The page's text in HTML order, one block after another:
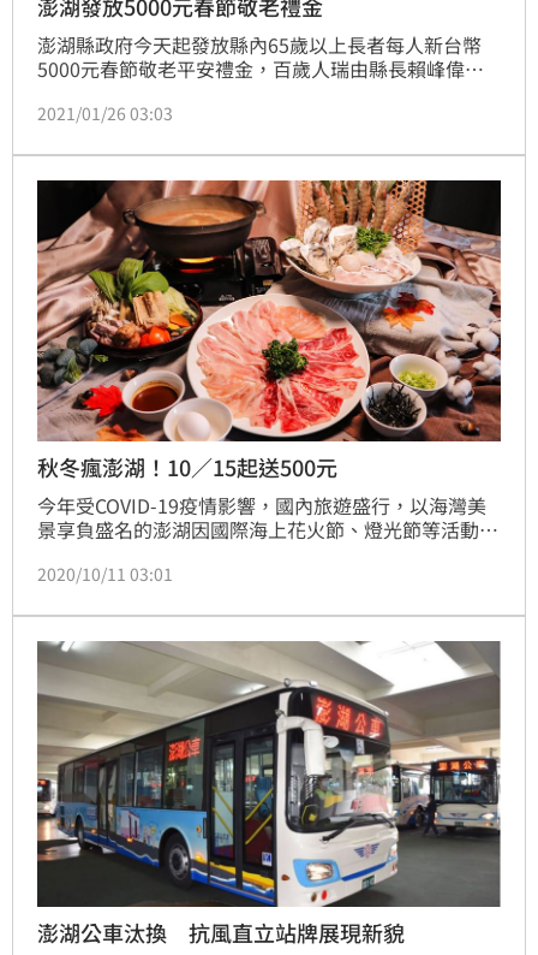
澎湖縣政府今天起發放縣內65歲以上長者每人新台幣
5000元春節敬老平安禮金，百歲人瑞由縣長賴峰偉親
2021/01/26 03:03
秋冬瘋澎湖！10／15起送500元
今年受COVID-19疫情影響，國內旅遊盛行，以海灣美
景享負盛名的澎湖因國際海上花火節、燈光節等活動快
極響應澎湖縣政府「戀戀海味‧美食假期活動」，11月
+美食+美酒」三重饗宴，10/15起來澎湖玩就能領500
元美食抵用券。（記者：陳宜加）
2020/10/11 03:01
澎湖公車汰換 抗風直立站牌展現新貌